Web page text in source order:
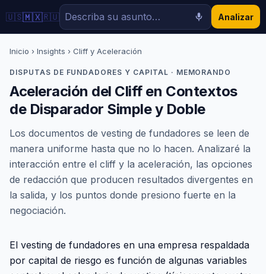
🇺🇸🇲🇽🇷🇺 Analizar
Inicio › Insights › Cliff y Aceleración
DISPUTAS DE FUNDADORES Y CAPITAL · MEMORANDO
Aceleración del Cliff en Contextos
de Disparador Simple y Doble
Los documentos de vesting de fundadores se leen de
manera uniforme hasta que no lo hacen. Analizaré la
interacción entre el cliff y la aceleración, las opciones
de redacción que producen resultados divergentes en
la salida, y los puntos donde presiono fuerte en la
negociación.
El vesting de fundadores en una empresa respaldada
por capital de riesgo es función de algunas variables